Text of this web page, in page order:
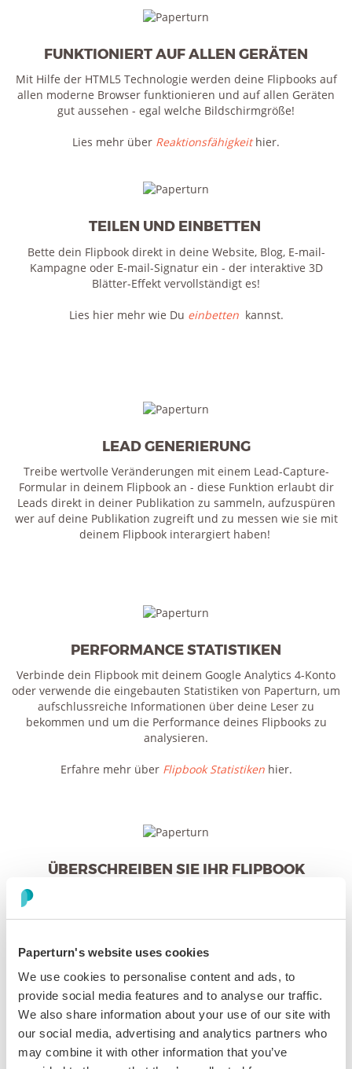
Paperturn's website uses cookies
We use cookies to personalise content and ads, to
provide social media features and to analyse our traffic.
We also share information about your use of our site with
our social media, advertising and analytics partners who
may combine it with other information that you’ve
FUNKTIONIERT AUF ALLEN GERÄTEN
Mit Hilfe der HTML5 Technologie werden deine Flipbooks auf
allen moderne Browser funktionieren und auf allen Geräten
gut aussehen - egal welche Bildschirmgröße!
Lies mehr über Reaktionsfähigkeithier.
TEILEN UND EINBETTEN
Bette dein Flipbook direkt in deine Website, Blog, E-mail-
Kampagne oder E-mail-Signatur ein - der interaktive 3D
Blätter-Effekt vervollständigt es!
Lies hier mehr wie Du einbettenkannst.
LEAD GENERIERUNG
Treibe wertvolle Veränderungen mit einem Lead-Capture-
Formular in deinem Flipbook an - diese Funktion erlaubt dir
Leads direkt in deiner Publikation zu sammeln, aufzuspüren
wer auf deine Publikation zugreift und zu messen wie sie mit
deinem Flipbook interargiert haben!
PERFORMANCE STATISTIKEN
Verbinde dein Flipbook mit deinem Google Analytics 4-Konto
oder verwende die eingebauten Statistiken von Paperturn, um
aufschlussreiche Informationen über deine Leser zu
bekommen und um die Performance deines Flipbooks zu
analysieren.
Erfahre mehr über Flipbook Statistikenhier.
ÜBERSCHREIBEN SIE IHR FLIPBOOK
individuelle Seiten in deinem Flipbook aktualisieren oder
Erfahre hier wie Duüberschreibst
JETZT KOSTENLOS TESTEN